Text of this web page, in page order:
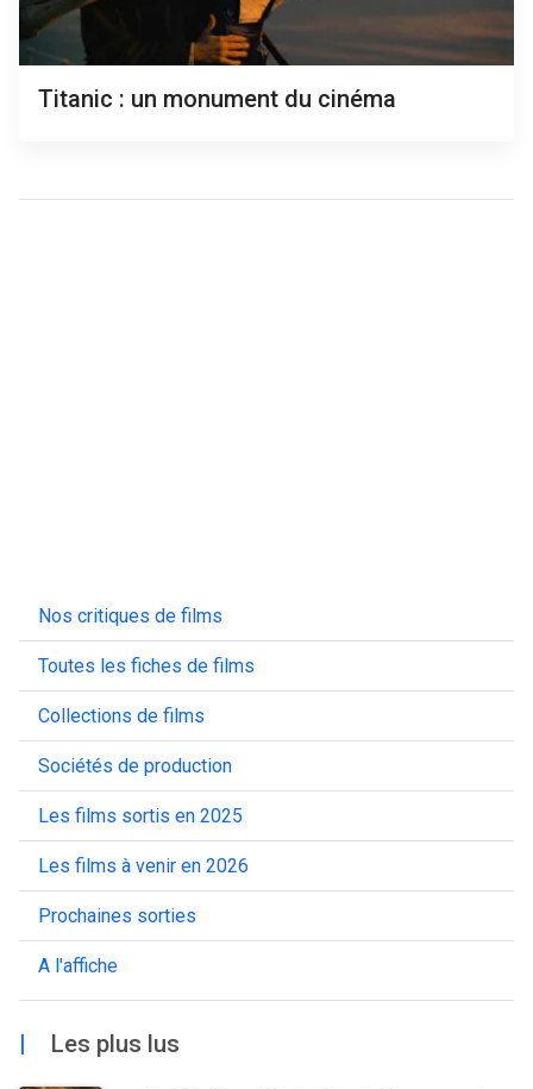
Titanic : un monument du cinéma
Nos critiques de films
Toutes les fiches de films
Collections de films
Sociétés de production
Les films sortis en 2025
Les films à venir en 2026
Prochaines sorties
A l'affiche
Les plus lus